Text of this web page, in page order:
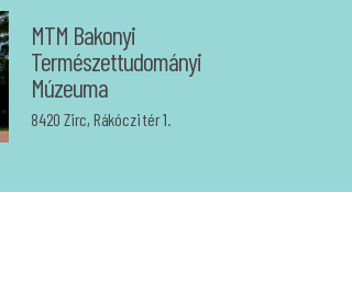
MTM Bakonyi
Természettudományi
Múzeuma
8420 Zirc, Rákóczi tér 1.